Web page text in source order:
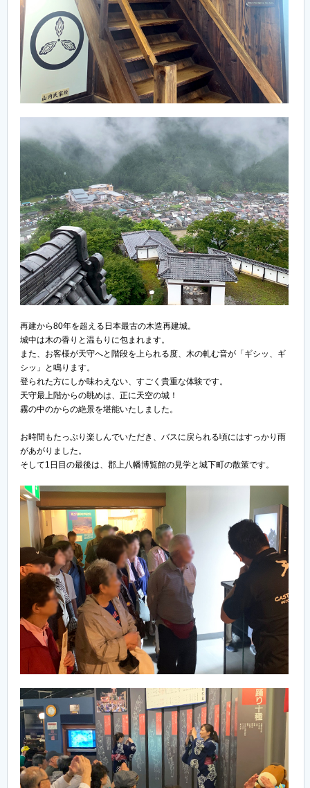
再建から80年を超える日本最古の木造再建城。
城中は木の香りと温もりに包まれます。
また、お客様が天守へと階段を上られる度、木の軋む音が「ギシッ、ギ
シッ」と鳴ります。
登られた方にしか味わえない、すごく貴重な体験です。
天守最上階からの眺めは、正に天空の城！
霧の中のからの絶景を堪能いたしました。
お時間もたっぷり楽しんでいただき、バスに戻られる頃にはすっかり雨
があがりました。
そして1日目の最後は、郡上八幡博覧館の見学と城下町の散策です。